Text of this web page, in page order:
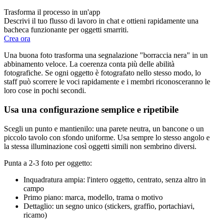
Trasforma il processo in un'app
Descrivi il tuo flusso di lavoro in chat e ottieni rapidamente una
bacheca funzionante per oggetti smarriti.
Crea ora
Una buona foto trasforma una segnalazione "borraccia nera" in un
abbinamento veloce. La coerenza conta più delle abilità
fotografiche. Se ogni oggetto è fotografato nello stesso modo, lo
staff può scorrere le voci rapidamente e i membri riconosceranno le
loro cose in pochi secondi.
Usa una configurazione semplice e ripetibile
Scegli un punto e mantienilo: una parete neutra, un bancone o un
piccolo tavolo con sfondo uniforme. Usa sempre lo stesso angolo e
la stessa illuminazione così oggetti simili non sembrino diversi.
Punta a 2-3 foto per oggetto:
Inquadratura ampia: l'intero oggetto, centrato, senza altro in
campo
Primo piano: marca, modello, trama o motivo
Dettaglio: un segno unico (stickers, graffio, portachiavi,
ricamo)